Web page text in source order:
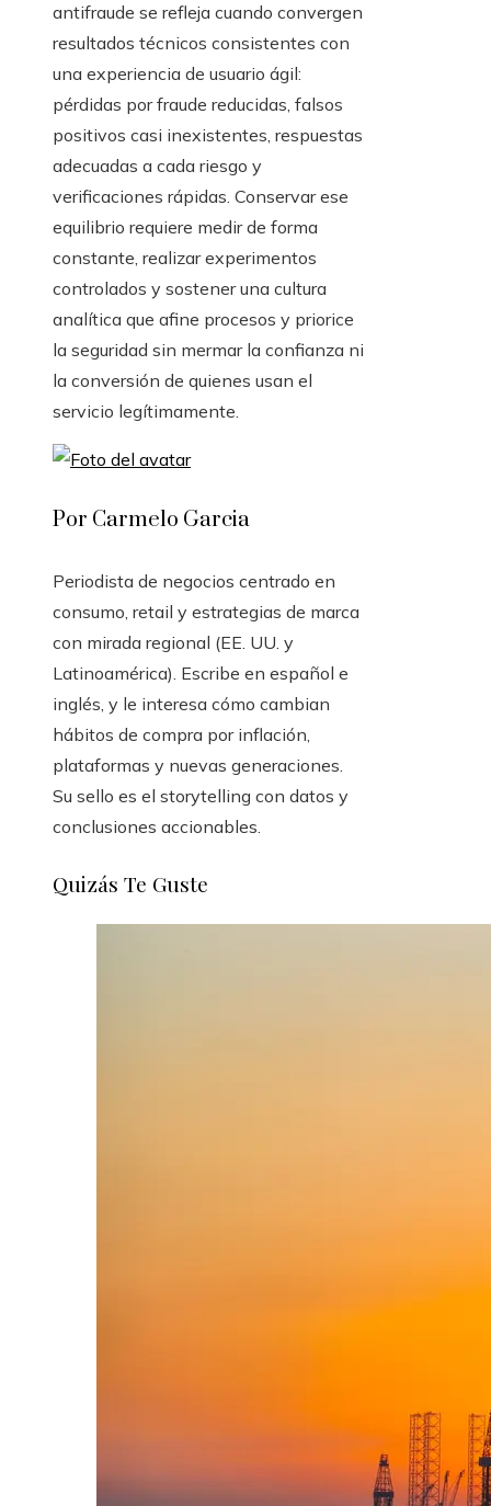
antifraude se refleja cuando convergen
resultados técnicos consistentes con
una experiencia de usuario ágil:
pérdidas por fraude reducidas, falsos
positivos casi inexistentes, respuestas
adecuadas a cada riesgo y
verificaciones rápidas. Conservar ese
equilibrio requiere medir de forma
constante, realizar experimentos
controlados y sostener una cultura
analítica que afine procesos y priorice
la seguridad sin mermar la confianza ni
la conversión de quienes usan el
servicio legítimamente.
Por Carmelo Garcia
Periodista de negocios centrado en
consumo, retail y estrategias de marca
con mirada regional (EE. UU. y
Latinoamérica). Escribe en español e
inglés, y le interesa cómo cambian
hábitos de compra por inflación,
plataformas y nuevas generaciones.
Su sello es el storytelling con datos y
conclusiones accionables.
Quizás Te Guste